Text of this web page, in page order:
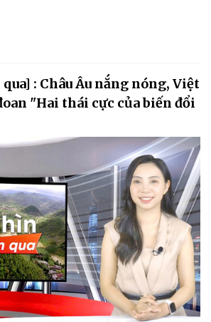
: Châu Âu nắng nóng, Việt
"Hai thái cực của biến đổi